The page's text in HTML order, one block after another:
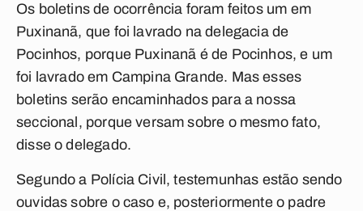
Os boletins de ocorrência foram feitos um em
Puxinanã, que foi lavrado na delegacia de
Pocinhos, porque Puxinanã é de Pocinhos, e um
foi lavrado em Campina Grande. Mas esses
boletins serão encaminhados para a nossa
seccional, porque versam sobre o mesmo fato,
disse o delegado.
Segundo a Polícia Civil, testemunhas estão sendo
ouvidas sobre o caso e, posteriormente o padre